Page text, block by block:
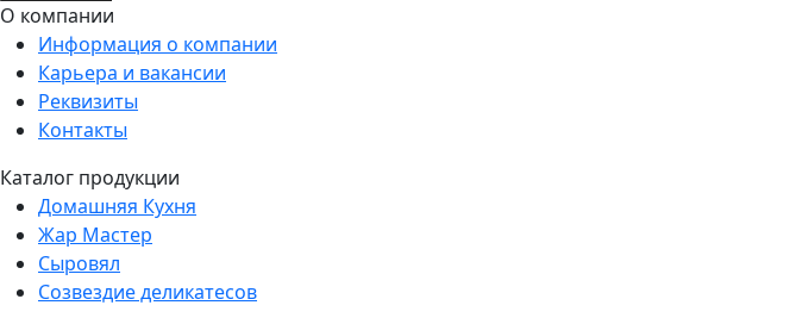
О компании
Информация о компании
Карьера и вакансии
Реквизиты
Контакты
Каталог продукции
Домашняя Кухня
Жар Мастер
Сыровял
Созвездие деликатесов